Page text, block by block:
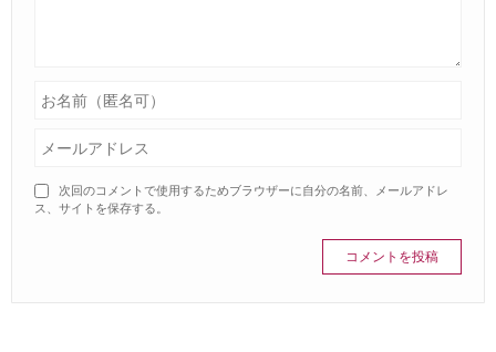
次回のコメントで使用するためブラウザーに自分の名前、メールアドレ
ス、サイトを保存する。